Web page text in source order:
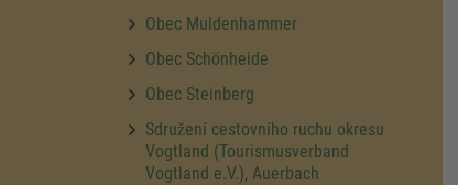
Obec Muldenhammer
Obec Schönheide
Obec Steinberg
Sdružení cestovního ruchu okresu
Vogtland (Tourismusverband
Vogtland e.V.), Auerbach